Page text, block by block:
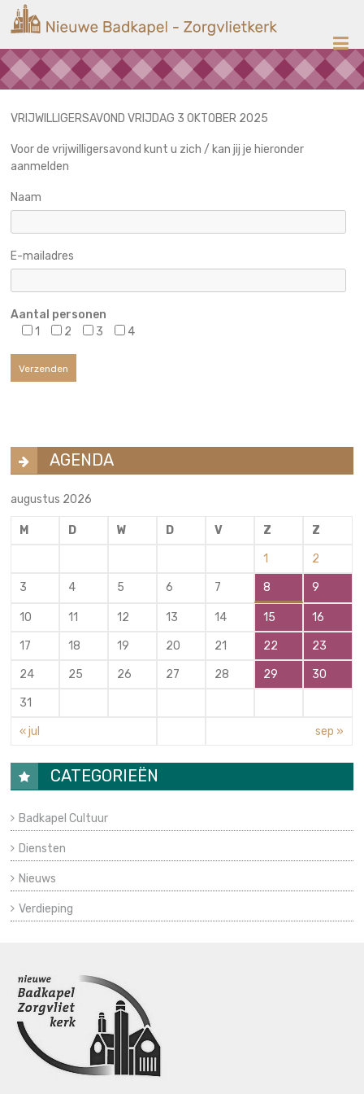
naar
inhoud
Nieuwe
Badkapel
Kerk
Scheveningen
VRIJWILLIGERSAVOND VRIJDAG 3 OKTOBER 2025
Voor de vrijwilligersavond kunt u zich / kan jij je hieronder
aanmelden
Naam
E-mailadres
Aantal personen
1
2 3 4
AGENDA
augustus 2026
M D W D V Z Z
1 2
3 4 5 6 7 8 9
10 11 12 13 14 15 16
17 18 19 20 21 22 23
24 25 26 27 28 29 30
31
« jul sep »
CATEGORIEËN
Badkapel Cultuur
Diensten
Nieuws
Verdieping